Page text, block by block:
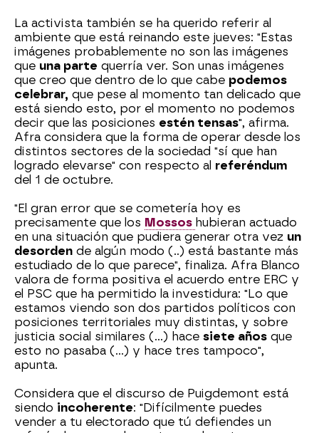
La activista también se ha querido referir al
ambiente que está reinando este jueves: "Estas
imágenes probablemente no son las imágenes
que una parte querría ver. Son unas imágenes
que creo que dentro de lo que cabe podemos
celebrar, que pese al momento tan delicado que
está siendo esto, por el momento no podemos
decir que las posiciones estén tensas", afirma.
Afra considera que la forma de operar desde los
distintos sectores de la sociedad "sí que han
logrado elevarse" con respecto al referéndum
del 1 de octubre.
"El gran error que se cometería hoy es
precisamente que los Mossos hubieran actuado
en una situación que pudiera generar otra vez un
desorden de algún modo (..) está bastante más
estudiado de lo que parece", finaliza. Afra Blanco
valora de forma positiva el acuerdo entre ERC y
el PSC que ha permitido la investidura: "Lo que
estamos viendo son dos partidos políticos con
posiciones territoriales muy distintas, y sobre
justicia social similares (...) hace siete años que
esto no pasaba (...) y hace tres tampoco",
apunta.
Considera que el discurso de Puigdemont está
siendo incoherente: "Difícilmente puedes
vender a tu electorado que tú defiendes un